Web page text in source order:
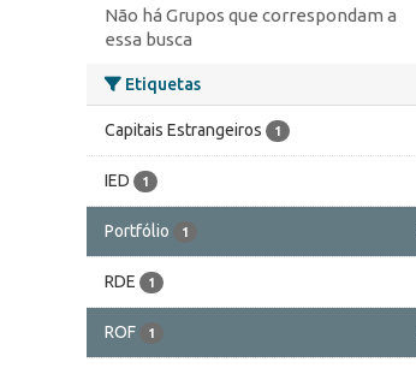
Não há Grupos que correspondam a
essa busca
Etiquetas
Capitais Estrangeiros 1
IED 1
Portfólio 1
RDE 1
ROF 1